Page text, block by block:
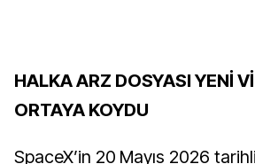
HALKA ARZ DOSYASI YENİ
ORTAYA KOYDU
SpaceX’in 20 Mayıs 2026